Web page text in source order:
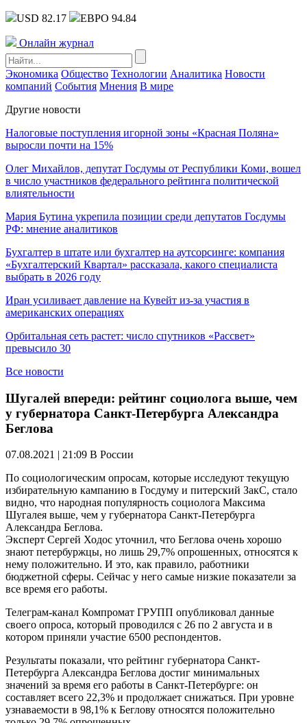
USD 82.17 ЕВРО 94.84
Онлайн журнал
Экономика Общество Технологии Аналитика Новости
компаний События Мнения В мире
Другие новости
Налоговые поступления игорной зоны «Красная Поляна»
выросли почти на 15%
Олег Михайлов, депутат Госдумы от Республики Коми, вошел
в число участников федерального рейтинга политической
влиятельности
Мария Бутина укрепила позиции среди депутатов Госдумы
РФ: мнение аналитиков
Бухгалтер в штате или бухгалтер на аутсорсинге: компания
«Бухгалтерский Квартал» рассказала, какого специалиста
выбрать в 2026 году
Иран усиливает давление на Кувейт из-за участия в
американских операциях
Орбитальная сеть растет: число спутников «Рассвет»
превысило 30
Все новости
Шугалей впереди: рейтинг социолога выше, чем
у губернатора Санкт-Петербурга Александра
Беглова
07.08.2021 | 21:09 В России
По социологическим опросам, которые исследуют текущую
избирательную кампанию в Госдуму и питерский ЗакС, стало
видно, что народная популярность социолога Максима
Шугалея выше, чем у губернатора Санкт-Петербурга
Александра Беглова.
Эксперт Сергей Ходос уточнил, что Беглова очень хорошо
знают петербуржцы, но лишь 29,7% опрошенных, относятся к
нему положительно. И это, как правило, работники
бюджетной сферы. Сейчас у него самые низкие показатели за
все время его работы.
Телеграм-канал Компромат ГРУПП опубликовал данные
своего опроса, который проводился с 26 по 2 августа и в
котором приняли участие 6500 респондентов.
Результаты показали, что рейтинг губернатора Санкт-
Петербурга Александра Беглова достиг минимальных
значений за время его работы в Санкт-Петербурге: он
составляет всего 22,3% и продолжает снижаться. При уровне
узнаваемости в 98,1% к Беглову относятся положительно